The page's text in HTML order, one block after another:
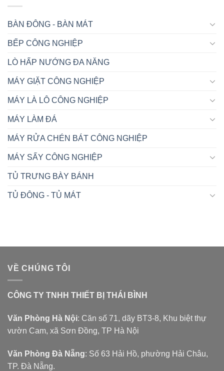
BÀN ĐÔNG - BÀN MÁT
BẾP CÔNG NGHIỆP
LÒ HẤP NƯỚNG ĐA NĂNG
MÁY GIẶT CÔNG NGHIỆP
MÁY LÀ LÔ CÔNG NGHIỆP
MÁY LÀM ĐÁ
MÁY RỬA CHÉN BÁT CÔNG NGHIỆP
MÁY SẤY CÔNG NGHIỆP
TỦ TRƯNG BÀY BÁNH
TỦ ĐÔNG - TỦ MÁT
VỀ CHÚNG TÔI
CÔNG TY TNHH THIẾT BỊ THÁI BÌNH
Văn Phòng Hà Nội: Căn số 71, dãy BT3-8, Khu biệt thự
vườn Cam, xã Sơn Đồng, TP Hà Nội
Văn Phòng Đà Nẵng: Số 63 Hải Hồ, phường Hải Châu,
TP. Đà Nẵng.